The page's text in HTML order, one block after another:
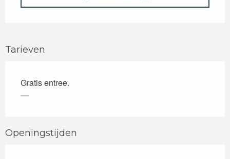
Tarieven
Gratis entree.
—
Openingstijden